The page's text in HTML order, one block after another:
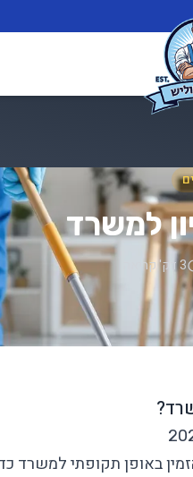
למשרד
3 דק' קריאה
באופן תקופתי למשרד